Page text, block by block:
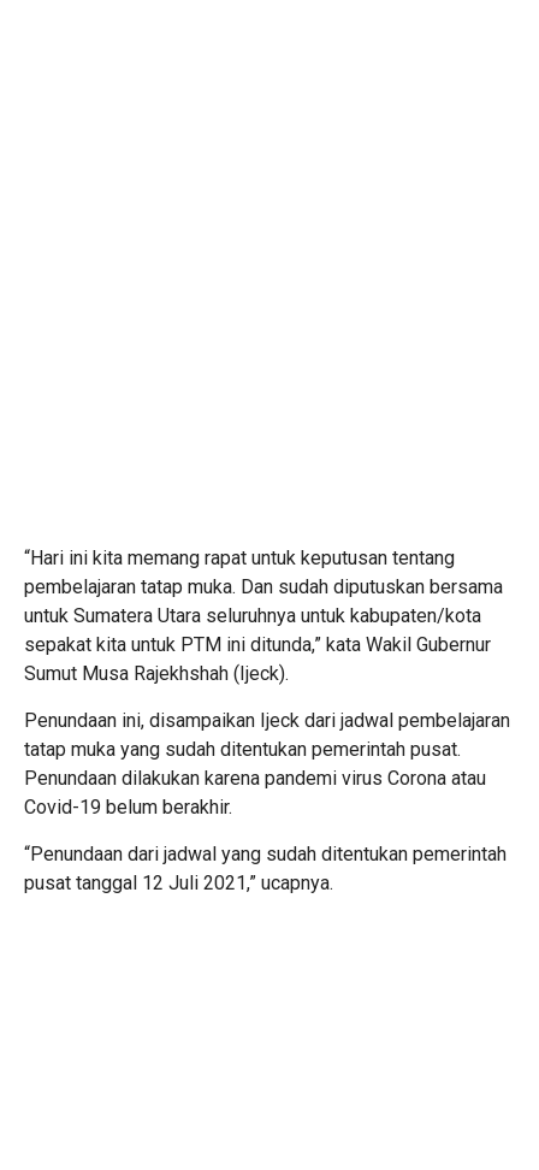
“Hari ini kita memang rapat untuk keputusan tentang
pembelajaran tatap muka. Dan sudah diputuskan bersama
untuk Sumatera Utara seluruhnya untuk kabupaten/kota
sepakat kita untuk PTM ini ditunda,” kata Wakil Gubernur
Sumut Musa Rajekhshah (Ijeck).
Penundaan ini, disampaikan Ijeck dari jadwal pembelajaran
tatap muka yang sudah ditentukan pemerintah pusat.
Penundaan dilakukan karena pandemi virus Corona atau
Covid-19 belum berakhir.
“Penundaan dari jadwal yang sudah ditentukan pemerintah
pusat tanggal 12 Juli 2021,” ucapnya.